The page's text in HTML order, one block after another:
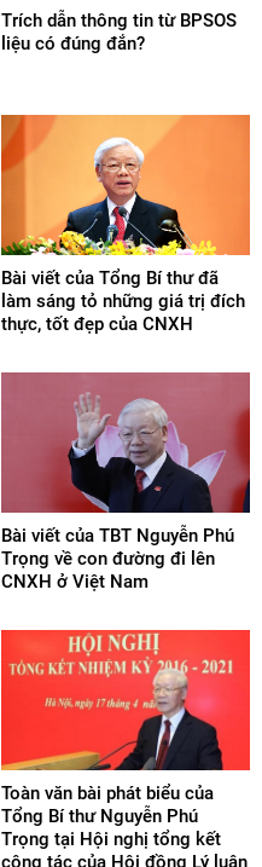
Trích dẫn thông tin từ BPSOS
liệu có đúng đắn?
Bài viết của Tổng Bí thư đã
làm sáng tỏ những giá trị đích
thực, tốt đẹp của CNXH
Bài viết của TBT Nguyễn Phú
Trọng về con đường đi lên
CNXH ở Việt Nam
Toàn văn bài phát biểu của
Tổng Bí thư Nguyễn Phú
Trọng tại Hội nghị tổng kết
công tác của Hội đồng Lý luận